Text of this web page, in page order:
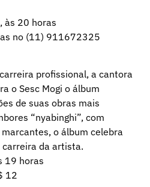
às 20 horas
no (11) 911672325
profissional, a cantora
o Sesc Mogi o álbum
de suas obras mais
“nyabinghi”, com
o álbum celebra
da artista.
19 horas
12